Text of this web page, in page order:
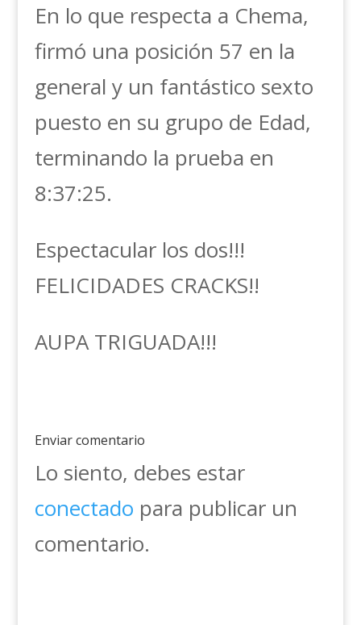
En lo que respecta a Chema,
firmó una posición 57 en la
general y un fantástico sexto
puesto en su grupo de Edad,
terminando la prueba en
8:37:25.
Espectacular los dos!!!
FELICIDADES CRACKS!!
AUPA TRIGUADA!!!
Enviar comentario
Lo siento, debes estar
conectado para publicar un
comentario.